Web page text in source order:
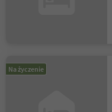
Na życzenie